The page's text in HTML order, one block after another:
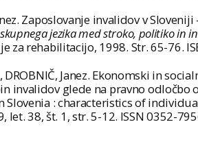
Zaposlovanje invalidov v
jezika med stroko, politiko in
za rehabilitacijo, 1998. Str. 65-76.
DROBNIČ, Janez. Ekonomski in
invalidov glede na pravno
Slovenia : characteristics of
let. 38, št. 1, str. 5-12. ISSN 0352-